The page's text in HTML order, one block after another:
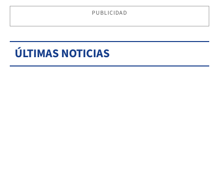
PUBLICIDAD
ÚLTIMAS NOTICIAS